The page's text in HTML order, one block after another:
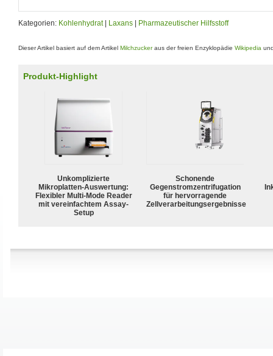
Kategorien: Kohlenhydrat| Laxans Pharmazeutischer Hilfsstoff
Dieser Artikel basiert auf dem Artikel Milchzuckeraus der freien Enzyklopädie Wikipedia
Produkt-Highlight
Unkomplizierte
Mikroplatten-Auswertung:
Flexibler Multi-Mode Reader
mit vereinfachtem Assay-
Setup
Schonende
Gegenstromzentrifugation
für hervorragende
Zellverarbeitungsergebnisse